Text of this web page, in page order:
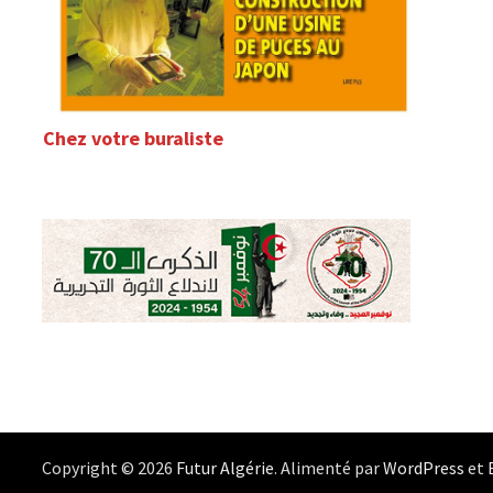
Chez votre buraliste
Copyright © 2026 Futur Algérie. Alimenté parWordPress et